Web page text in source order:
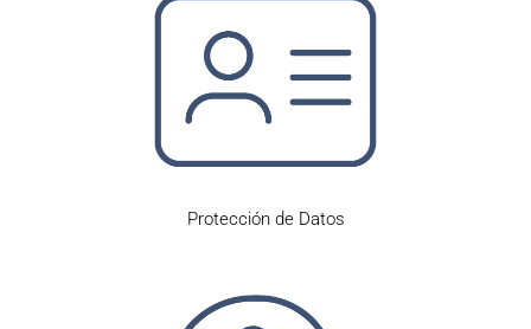
Protección de Datos